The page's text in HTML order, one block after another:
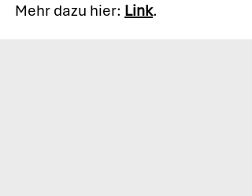
Mehr dazu hier: Link.